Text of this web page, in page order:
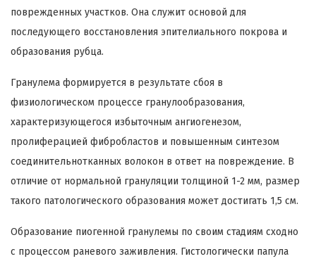
поврежденных участков. Она служит основой для
последующего восстановления эпителиального покрова и
образования рубца.
Гранулема формируется в результате сбоя в
физиологическом процессе гранулообразования,
характеризующегося избыточным ангиогенезом,
пролиферацией фибробластов и повышенным синтезом
соединительнотканных волокон в ответ на повреждение. В
отличие от нормальной грануляции толщиной 1-2 мм, размер
такого патологического образования может достигать 1,5 см.
Образование пиогенной гранулемы по своим стадиям сходно
с процессом раневого заживления. Гистологически папула